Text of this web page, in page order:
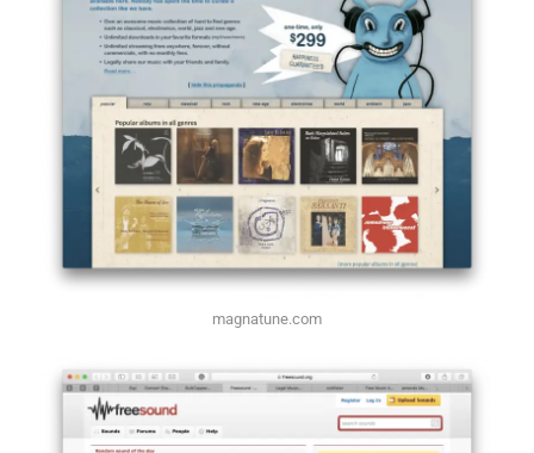
magnatune.com